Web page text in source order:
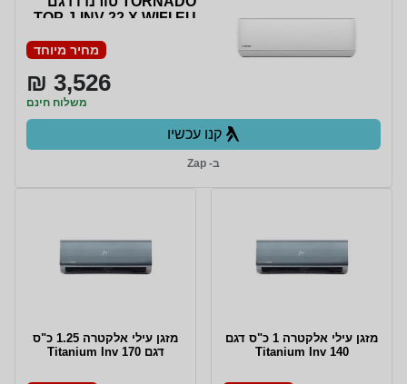
TOP J-INV-22 X WIFI EU
מחיר מיוחד
3,526 ₪
משלוח חינם
קנו עכשיו
ב- Zap
מזגן עילי אלקטרה 1 כ"ס דגם
Titanium Inv 140
מזגן עילי אלקטרה 1.25 כ"ס
דגם Titanium Inv 170